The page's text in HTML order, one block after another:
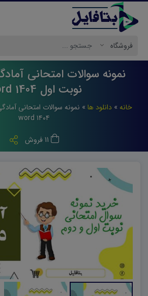
نمونه سوالات امتحانی
نوبت اول 1404 word
خانه »دانلود ها » نمونه سوالات امتحانی
۱۴۰۴ word